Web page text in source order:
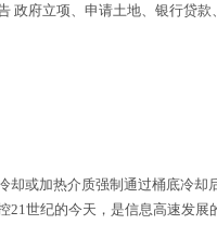
府立项、申请土地、银行贷款
或加热介质强制通过桶底冷却
世纪的今天，是信息高速发